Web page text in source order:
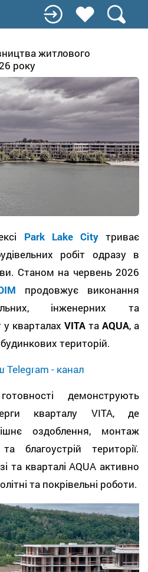
житлового
року
Park Lake Cityтриває
робіт одразу в
Станом на червень 2026
продовжує виконання
інженерних та
кварталах VITA та AQUA, а
територій.
Telegram - канал
демонструють
кварталу VITA, де
оздоблення, монтаж
благоустрій території.
та кварталі AQUA активно
та покрівельні роботи.